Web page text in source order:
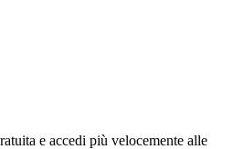
e accedi più velocemente alle